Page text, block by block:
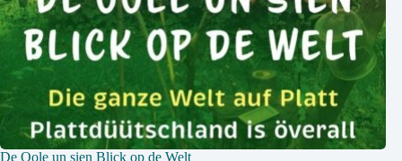
De Oole un sien Blick op de Welt